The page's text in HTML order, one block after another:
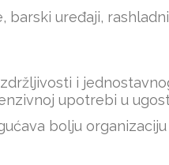
uređaji,
i
upotrebi u
bolju